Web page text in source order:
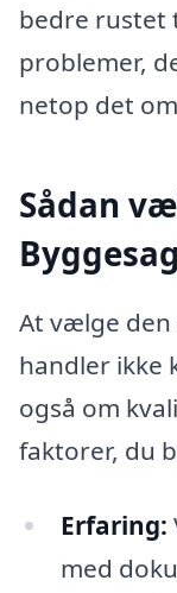
bedre rustet
problemer,
netop det
Sådan
At vælge
handler ikke
også om
faktorer, du
Erfaring:
med